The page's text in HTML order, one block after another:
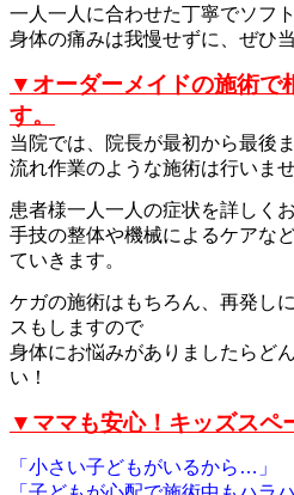
一人一人に合わせた丁寧でソフ
身体の痛みは我慢せずに、ぜひ
▼オーダーメイドの施術で
す。
当院では、院長が最初から最後
流れ作業のような施術は行いませ
患者様一人一人の症状を詳しくお
手技の整体や機械によるケアな
ていきます。
ケガの施術はもちろん、再発し
スも しますので
身体にお悩みがありましたらど
い！
▼ママも安心！キッズスペ
「小さい子どもがいるから…」